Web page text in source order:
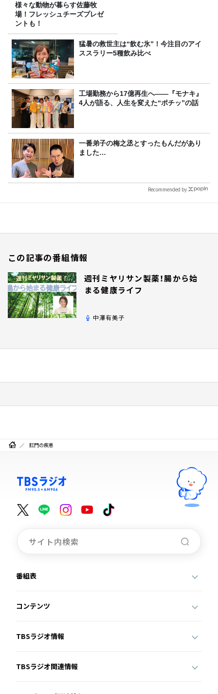
様々な動物が暮らす佐藤牧
場！フレッシュチーズプレゼ
ントも！
猛暑の救世主は“飲む氷”！今注目のアイ
ススラリー5種飲み比べ
工場勤務から17億再生へ——『モナキ』
4人が語る、人生を変えた“ポチッ”の話
一番弟子の梅之丞とすったもんだがあり
ました…
Recommended by
この記事の番組情報
週刊ミヤリサン製薬！腸から始
まる健康ライフ
中澤有美子
肛門の疾患
番組表
コンテンツ
TBSラジオ情報
TBSラジオ関連情報